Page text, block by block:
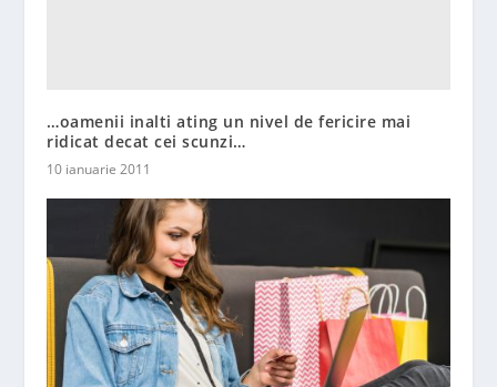
…oamenii inalti ating un nivel de fericire mai
ridicat decat cei scunzi…
10 ianuarie 2011